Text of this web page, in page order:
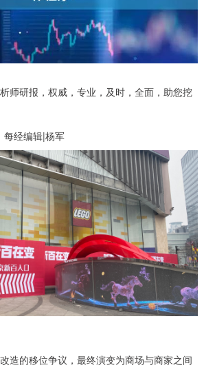
研报，权威，专业，及时，全面，助您挖
经编辑|杨军
的移位争议，最终演变为商场与商家之间